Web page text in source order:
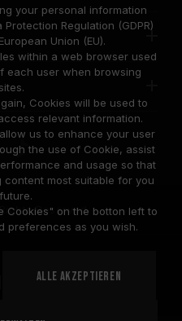
Reserved.
United
your personal information
Regulation (GDPR)
Union (EU).
within a web browser used
each user when browsing
Cookies will be used to
relevant information.
us to enhance your user
the use of Cookie, assist
and usage so that
most suitable for you
Cookies" on the botton left to
preferences as you wish.
Alle akzeptieren